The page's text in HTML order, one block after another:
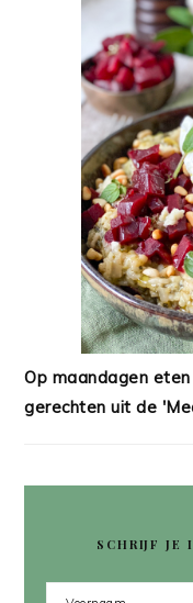
Op maandagen
gerechten uit de
SCHRIJF JE